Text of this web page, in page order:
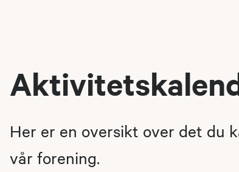
Her er en oversikt over det du
vår forening.